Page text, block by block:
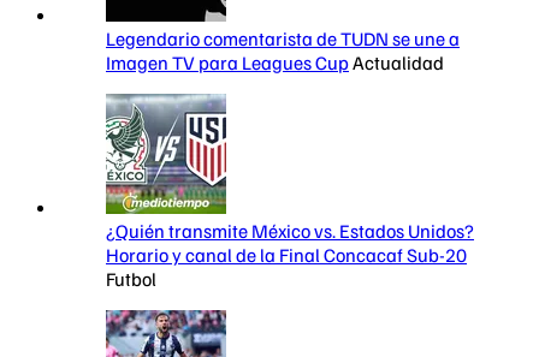
Legendario comentarista de TUDN se une a
Imagen TV para Leagues CupActualidad
¿Quién transmite México vs. Estados Unidos?
Horario y canal de la Final Concacaf Sub-20
Futbol